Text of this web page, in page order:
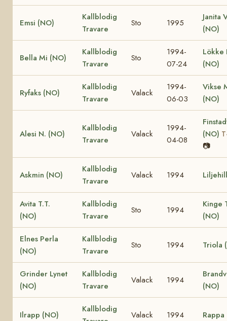
Emsi (NO)
Kallblodig
Travare
Sto 1995
Janita
(NO)
Bella Mi (NO)
Kallblodig
Travare
Sto
1994-
07-24
Lökke
(NO)
Ryfaks (NO)
Kallblodig
Travare
Valack
1994-
06-03
Vikse
(NO)
Alesi N. (NO)
Kallblodig
Travare
Valack
1994-
04-08
(NO)
📷
Askmin (NO)
Kallblodig
Travare
Valack 1994
Avita T.T.
(NO)
Kallblodig
Travare
Sto 1994
Kinge
(NO)
Elnes Perla
(NO)
Kallblodig
Travare
Sto 1994 Triola
Grinder Lynet
(NO)
Kallblodig
Travare
Valack 1994
(NO)
Ilrapp (NO)
Kallblodig
Valack 1994